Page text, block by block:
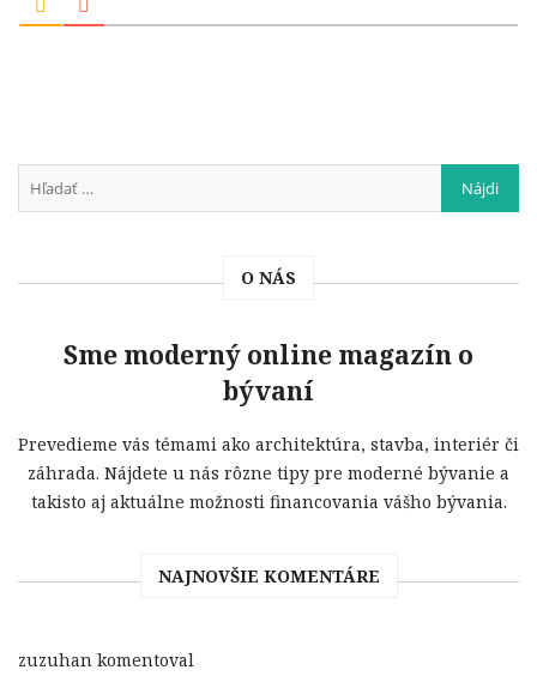
O NÁS
Sme moderný online magazín o
bývaní
Prevedieme vás témami ako architektúra, stavba, interiér či
záhrada. Nájdete u nás rôzne tipy pre moderné bývanie a
takisto aj aktuálne možnosti financovania vášho bývania.
NAJNOVŠIE KOMENTÁRE
zuzuhan komentoval